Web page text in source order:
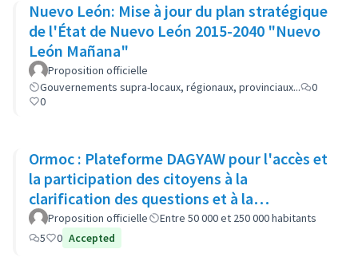
Nuevo León: Mise à jour du plan stratégique
de l'État de Nuevo León 2015-2040 "Nuevo
León Mañana"
Proposition officielle
Gouvernements supra-locaux, régionaux, provinciaux...
0
0
Ormoc : Plateforme DAGYAW pour l'accès et
la participation des citoyens à la
clarification des questions et à la
recommandation d'options politiques
Proposition officielle
Entre 50 000 et 250 000 habitants
5
0 Accepted